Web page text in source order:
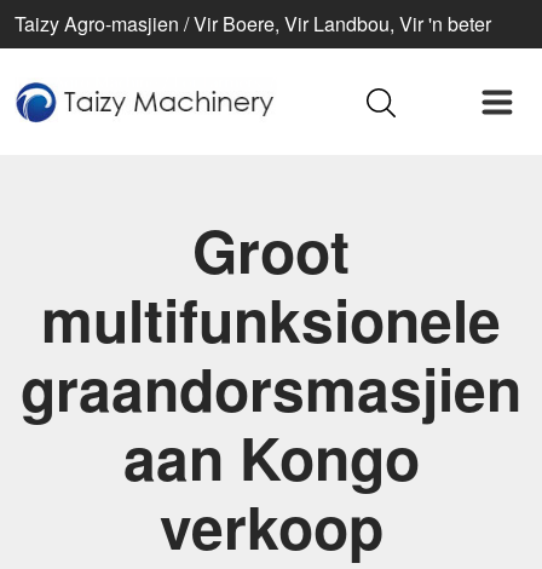
Taizy Agro-masjien / Vir Boere, Vir Landbou, Vir 'n beter
Groot
multifunksionele
graandorsmasjien
aan Kongo
verkoop